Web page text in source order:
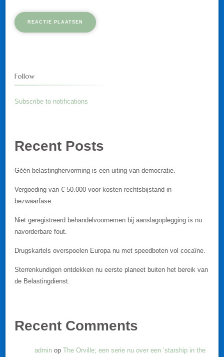
Follow
Subscribe to notifications
Recent Posts
Géén belastinghervorming is een uiting van democratie.
Vergoeding van € 50.000 voor kosten rechtsbijstand in
bezwaarfase.
Niet geregistreerd behandelvoornemen bij aanslagoplegging is nu
navorderbare fout.
Drugskartels overspoelen Europa nu met speedboten vol cocaïne.
Sterrenkundigen ontdekken nu eerste planeet buiten het bereik van
de Belastingdienst.
Recent Comments
admin op The Orville; een serie nu over een ‘starship in the